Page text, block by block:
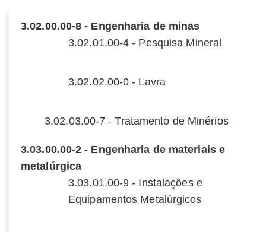
3.02.00.00-8 - Engenharia de minas
3.02.01.00-4 - Pesquisa Mineral
3.02.02.00-0 - Lavra
3.02.03.00-7 - Tratamento de Minérios
3.03.00.00-2 - Engenharia de materiais e
metalúrgica
3.03.01.00-9 - Instalações e
Equipamentos Metalúrgicos